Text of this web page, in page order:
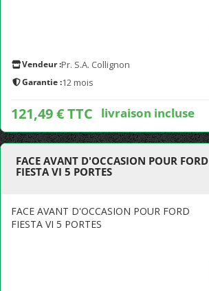
Vendeur :Pr. S.A. Collignon
Garantie :12 mois
121,49 € TTC livraison incluse
FACE AVANT D'OCCASION POUR FORD
FIESTA VI 5 PORTES
FACE AVANT D'OCCASION POUR FORD
FIESTA VI 5 PORTES